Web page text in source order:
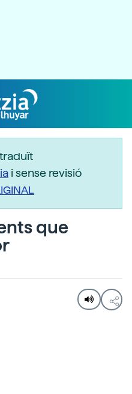
i sense revisió
que